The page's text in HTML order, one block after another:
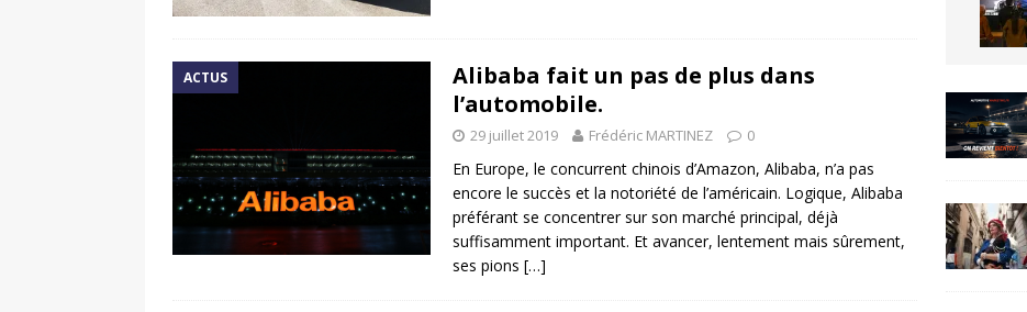
ACTUS
Alibaba fait un pas de plus dans
l’automobile.
29 juillet 2019 Frédéric MARTINEZ 0
En Europe, le concurrent chinois d’Amazon, Alibaba, n’a pas
encore le succès et la notoriété de l’américain. Logique, Alibaba
préférant se concentrer sur son marché principal, déjà
suffisamment important. Et avancer, lentement mais sûrement,
ses pions […]